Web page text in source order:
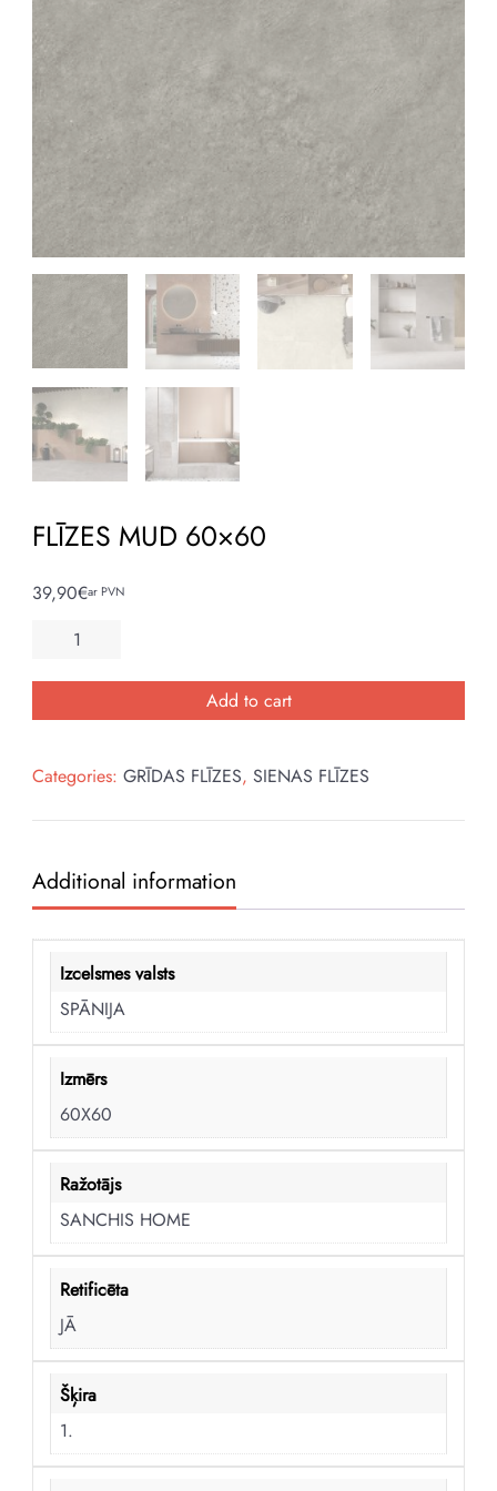
FLĪZES MUD 60×60
39,90€ar PVN
FLĪZES
quantity
Add to cart
Categories: GRĪDAS FLĪZES, SIENAS FLĪZES
Additional information
Izcelsmes valsts
SPĀNIJA
Izmērs
60X60
Ražotājs
SANCHIS HOME
Retificēta
JĀ
Šķira
1.